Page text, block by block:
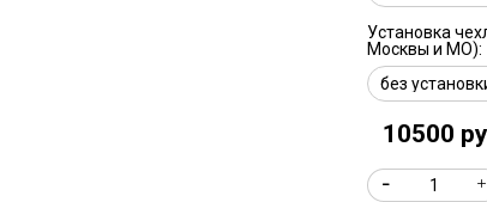
Установка
Москвы и МО):
10500